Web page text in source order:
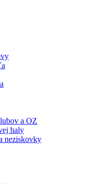
a OZ
haly
neziskovky